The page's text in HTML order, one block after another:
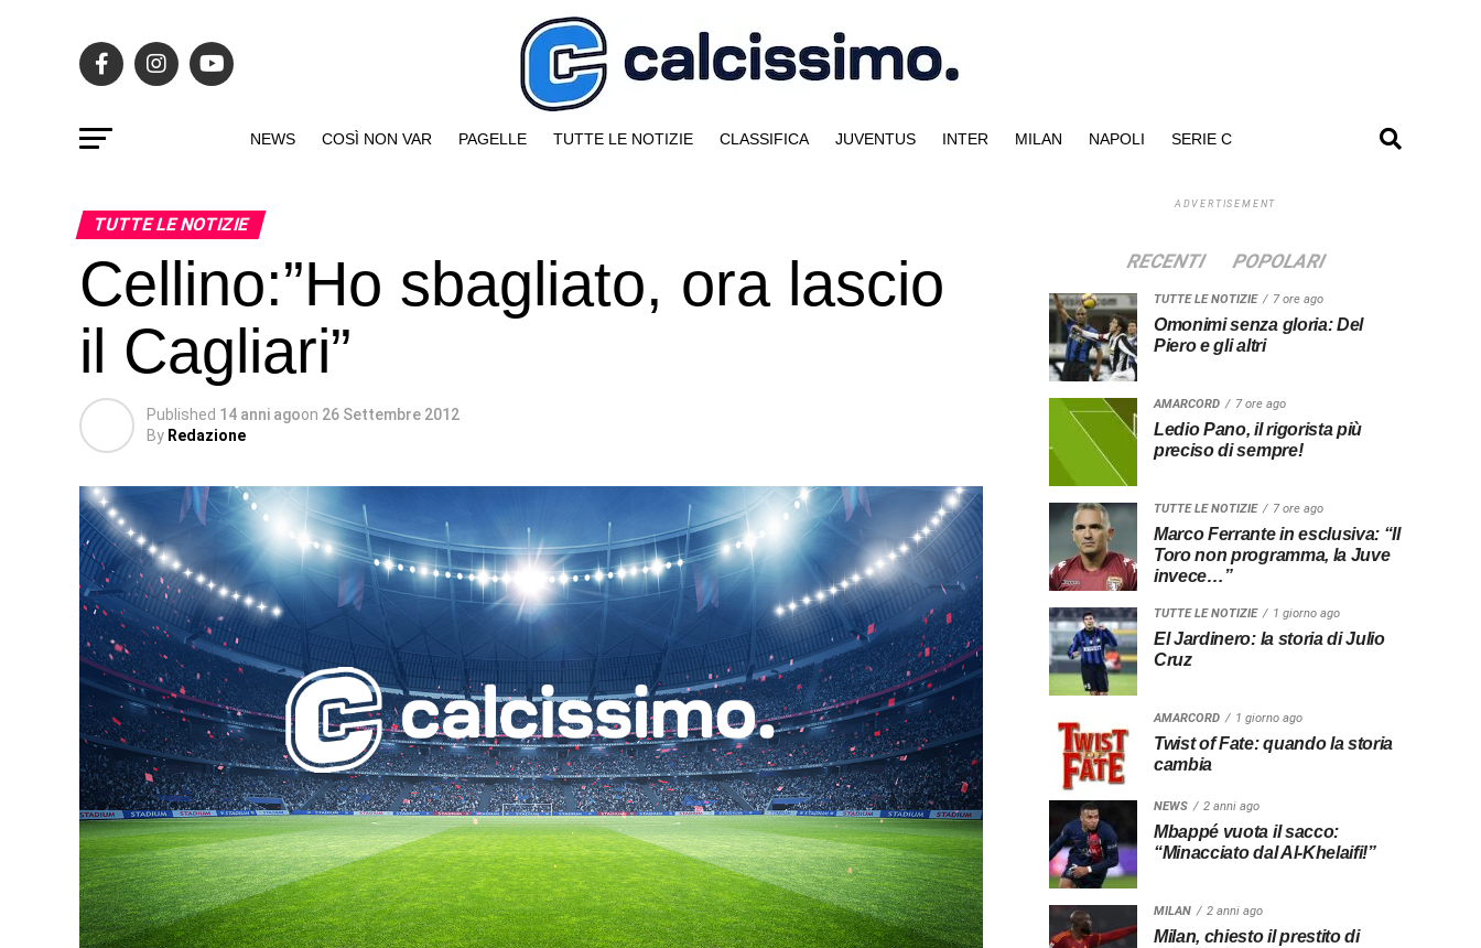
NEWS COSÌ NON VAR PAGELLE TUTTE LE NOTIZIE CLASSIFICA JUVENTUS INTER MILAN NAPOLI SERIE C
TUTTE LE NOTIZIE
Cellino:”Ho sbagliato, ora lascio
il Cagliari”
Published 14 anni agoon 26 Settembre 2012
By Redazione
ADVERTISEMENT
RECENTI POPOLARI
TUTTE LE NOTIZIE 7 ore ago
Omonimi senza gloria: Del
Piero e gli altri
AMARCORD 7 ore ago
Ledio Pano, il rigorista più
preciso di sempre!
TUTTE LE NOTIZIE 7 ore ago
Marco Ferrante in esclusiva: “Il
Toro non programma, la Juve
invece…”
TUTTE LE NOTIZIE 1 giorno ago
El Jardinero: la storia di Julio
Cruz
AMARCORD 1 giorno ago
Twist of Fate: quando la storia
cambia
NEWS 2 anni ago
Mbappé vuota il sacco:
“Minacciato dal Al-Khelaifi!”
MILAN 2 anni ago
Milan, chiesto il prestito di